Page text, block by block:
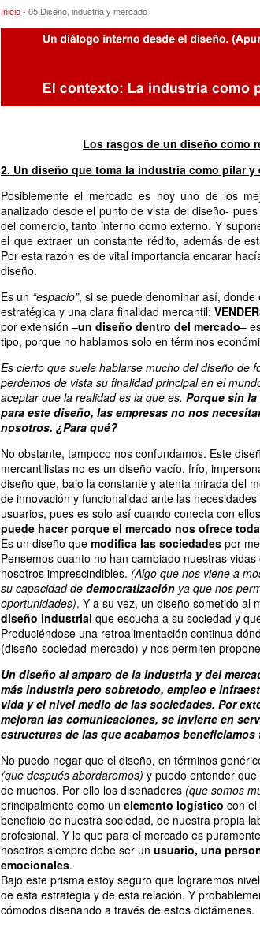
05 Diseño, industria y mercado
Inicio- 05 Diseño, industria y mercado
Los rasgos de un diseño como
2. Un diseño que toma la industria como pilar y
Posiblemente el mercado es hoy uno de los
analizado desde el punto de vista del diseño-
del comercio, tanto interno como externo. Y
el que extraer un constante rédito, además de
Por esta razón es de vital importancia encarar
diseño.
Es un “espacio”, si se puede denominar así,
estratégica y una clara finalidad mercantil:
por extensión –un diseño dentro del mercado–
tipo, porque no hablamos solo en términos
Es cierto que suele hablarse mucho del diseño de
perdemos de vista su finalidad principal en el
aceptar que la realidad es la que es. Porque sin
para este diseño, las empresas no nos
nosotros. ¿Para qué?
No obstante, tampoco nos confundamos. Este
mercantilistas no es un diseño vacío, frío,
diseño que, bajo la constante y atenta mirada del
de innovación y funcionalidad ante las
usuarios, pues es solo así cuando conecta con
puede hacer porque el mercado nos ofrece
Es un diseño que modifica las sociedades por
Pensemos cuanto no han cambiado nuestras
nosotros imprescindibles. (Algo que nos viene a
su capacidad de democratización ya que nos
oportunidades). Y a su vez, un diseño sometido al
diseño industrial que escucha a su sociedad y
Produciéndose una retroalimentación continua
(diseño-sociedad-mercado) y nos permiten
Un diseño al amparo de la industria y del
más industria pero sobretodo, empleo e
vida y el nivel medio de las sociedades. Por
mejoran las comunicaciones, se invierte en
estructuras de las que acabamos
No puedo negar que el diseño, en términos
(que después abordaremos) y puedo entender
de muchos. Por ello los diseñadores (que somos
principalmente como un elemento logístico con
beneficio de nuestra sociedad, de nuestra propia
profesional. Y lo que para el mercado es
nosotros siempre debe ser un usuario, una
emocionales.
Bajo este prisma estoy seguro que lograremos
de esta estrategia y de esta relación. Y
cómodos diseñando a través de estos dictámenes.